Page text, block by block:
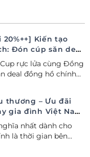
Kiến tạo
Đón cúp săn deal
đồng hành cùng
rực lửa cùng Đồng
deal đồng hồ chính
thương – Ưu đãi
gia đình Việt Nam
nhất dành cho
là thời gian bên